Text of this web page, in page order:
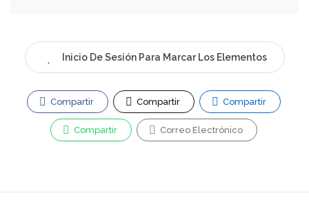
Inicio De Sesión Para Marcar Los Elementos
Compartir Compartir Compartir
Compartir Correo Electrónico